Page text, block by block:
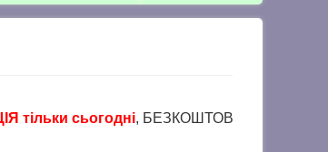
сьогодні, БЕЗКОШТОВНА доставка в